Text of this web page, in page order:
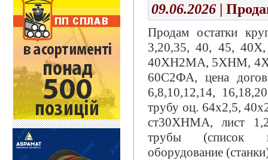
09.06.2026 |
Продам остатки
3,20,35, 40, 45,
40ХН2МА, 5ХНМ,
60С2ФА, цена
6,8,10,12,14,
трубу оц. 64х2,5,
ст30ХНМА, лист
трубы (список
оборудование